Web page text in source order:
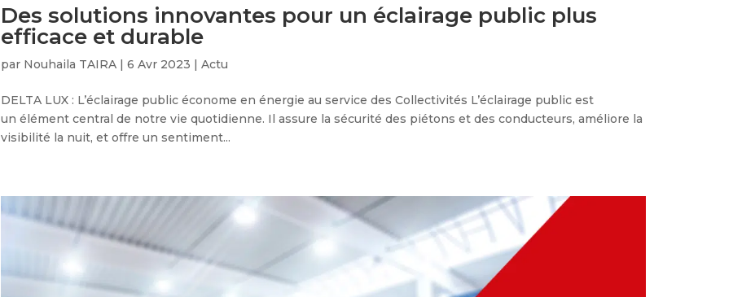
Des solutions innovantes pour un éclairage public plus
efficace et durable
par Nouhaila TAIRA| 6 Avr 2023 Actu
DELTA LUX : L’éclairage public économe en énergie au service des Collectivités L’éclairage public est
un élément central de notre vie quotidienne. Il assure la sécurité des piétons et des conducteurs, améliore la
visibilité la nuit, et offre un sentiment...